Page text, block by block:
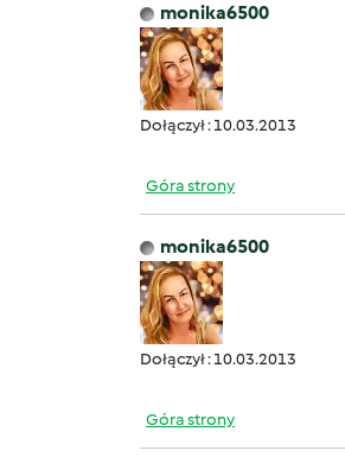
monika6500
Dołączył : 10.03.2013
Góra strony
monika6500
Dołączył : 10.03.2013
Góra strony